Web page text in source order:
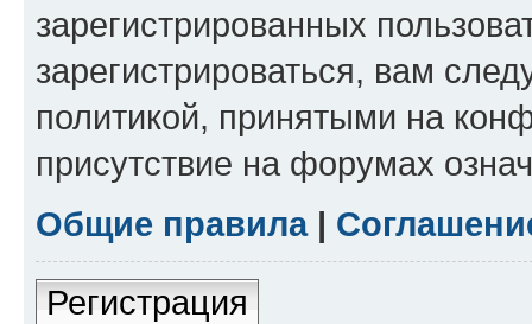
зарегистрированных
зарегистрироваться, вам
политикой, принятыми на
присутствие на форумах
Общие правила|
Регистрация